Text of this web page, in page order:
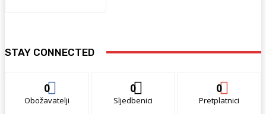
STAY CONNECTED
0
Obožavatelji
0
Sljedbenici
0
Pretplatnici